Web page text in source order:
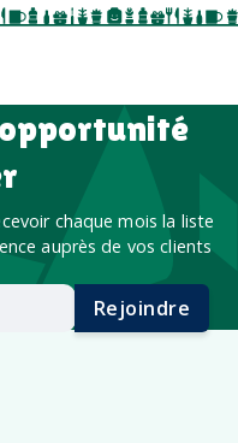
salon professionnel
chaque mois la liste
auprès de vos clients
Rejoindre